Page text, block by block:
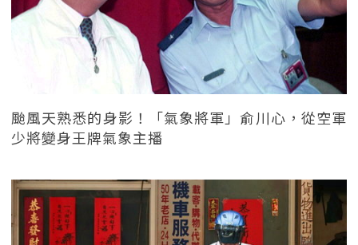
颱風天熟悉的身影！「氣象將軍」俞川心，從空軍
少將變身王牌氣象主播